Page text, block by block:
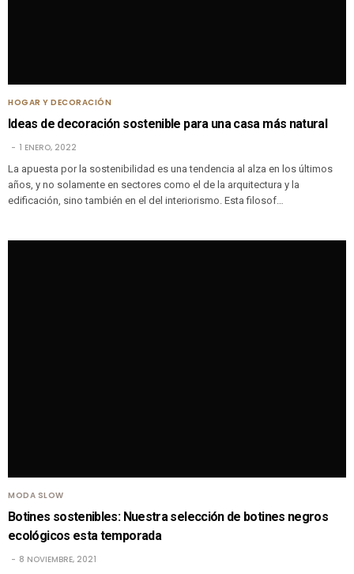
HOGAR Y DECORACIÓN
Ideas de decoración sostenible para una casa más natural
1 ENERO, 2022
La apuesta por la sostenibilidad es una tendencia al alza en los últimos
años, y no solamente en sectores como el de la arquitectura y la
edificación, sino también en el del interiorismo. Esta filosof…
MODA SLOW
Botines sostenibles: Nuestra selección de botines negros
ecológicos esta temporada
8 NOVIEMBRE, 2021